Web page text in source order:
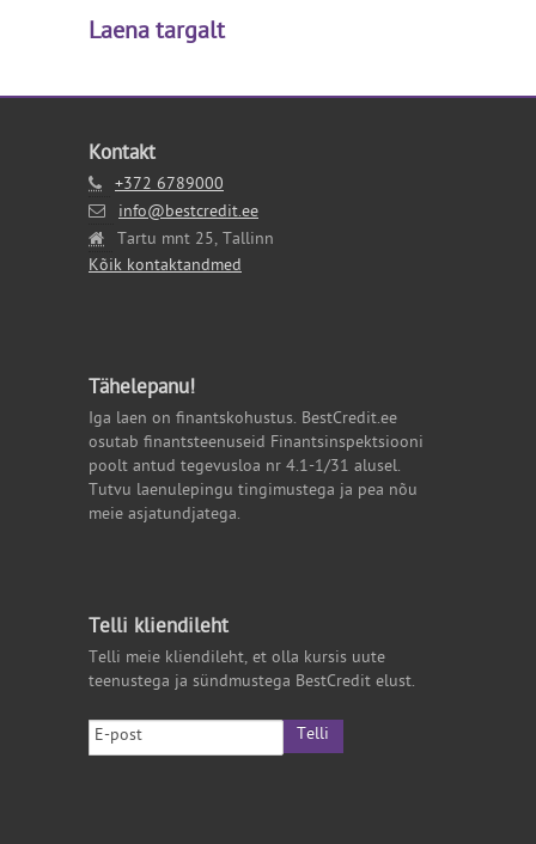
Laena targalt
Kontakt
+372 6789000
info@bestcredit.ee
Tartu mnt 25, Tallinn
Kõik kontaktandmed
Tähelepanu!
Iga laen on finantskohustus. BestCredit.ee
osutab finantsteenuseid Finantsinspektsiooni
poolt antud tegevusloa nr 4.1-1/31 alusel.
Tutvu laenulepingu tingimustega ja pea nõu
meie asjatundjatega.
Telli kliendileht
Telli meie kliendileht, et olla kursis uute
teenustega ja sündmustega BestCredit elust.
Telli